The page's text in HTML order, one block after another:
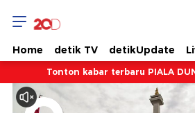
Home detik TV detikUpdate
Tonton kabar terbaru PIALA